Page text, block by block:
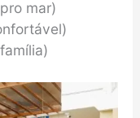
mar)